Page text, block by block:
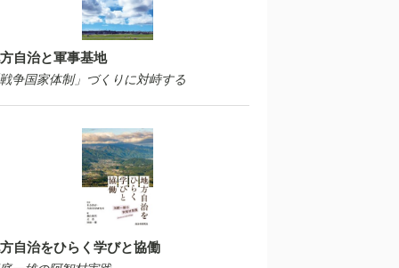
自治と軍事基地
戦争国家体制」づくりに対峙する
自治をひらく学びと協働